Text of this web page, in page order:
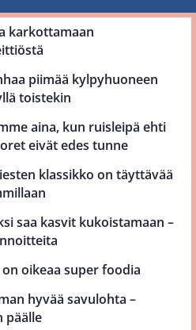
karkottamaan
piimää kylpyhuoneen
toistekin
aina, kun ruisleipä ehti
eivät edes tunne
klassikko on täyttävää
saa kasvit kukoistamaan –
oikeaa super foodia
hyvää savulohta –
päälle